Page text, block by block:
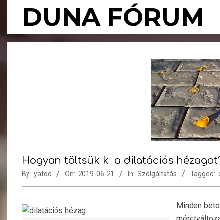
DUNA FÓRUM
Hogyan töltsük ki a dilatációs
By: yatoo On: 2019-06-21 In: Szolgáltatás Tagged:
Minden